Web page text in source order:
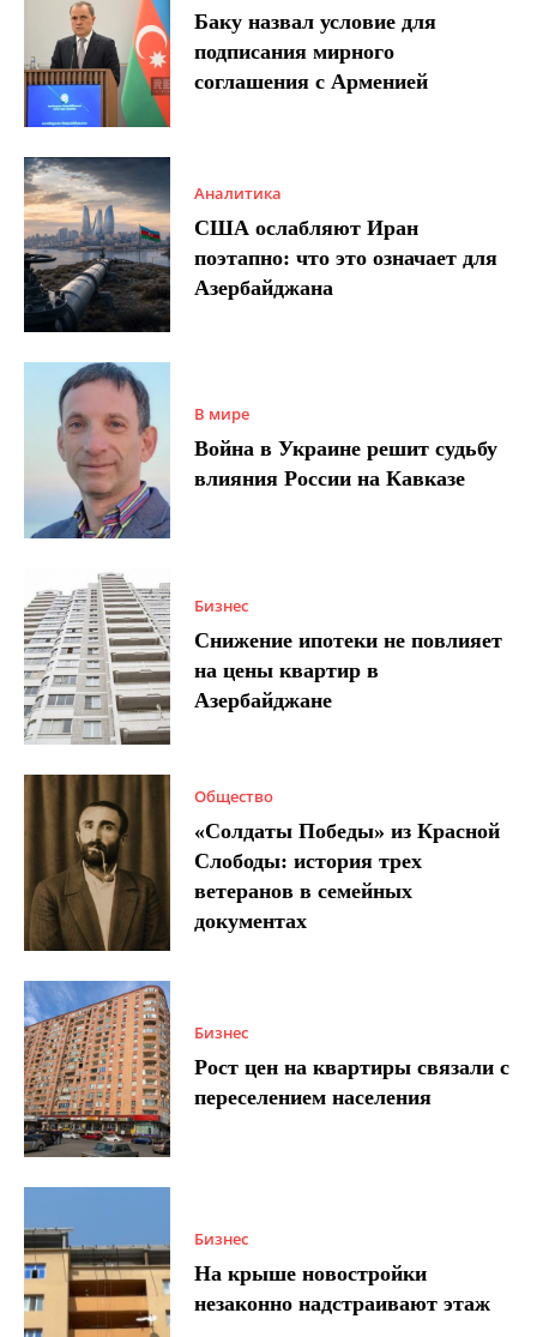
Баку назвал условие для
подписания мирного
соглашения с Арменией
Аналитика
США ослабляют Иран
поэтапно: что это означает для
Азербайджана
В мире
Война в Украине решит судьбу
влияния России на Кавказе
Бизнес
Снижение ипотеки не повлияет
на цены квартир в
Азербайджане
Общество
«Солдаты Победы» из Красной
Слободы: история трех
ветеранов в семейных
документах
Бизнес
Рост цен на квартиры связали с
переселением населения
Бизнес
На крыше новостройки
незаконно надстраивают этаж